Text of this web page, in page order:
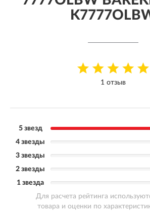
1 отзыв
5 звезд
4 звезды
3 звезды
2 звезды
1 звезда
Для расчета рейтинга
товара и оценки по